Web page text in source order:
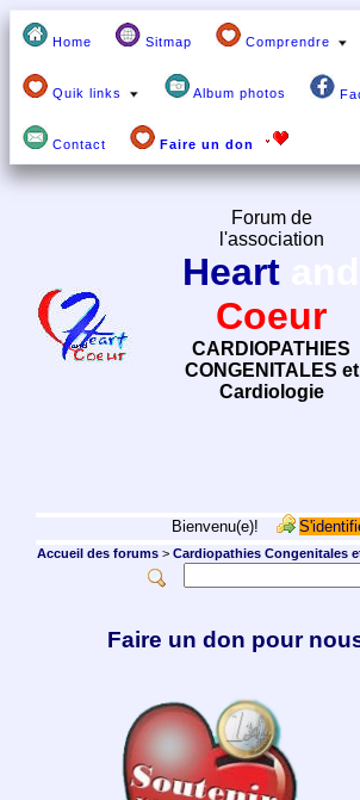
Home Sitmap Comprendre
Quik links Album photos
Contact Faire un don
Forum de
l'association
Heart
Coeur
CARDIOPATHIES
CONGENITALES et
Cardiologie
Bienvenu(e)!
Accueil des forums> Cardiopathies Congenitales
Faire un don pour